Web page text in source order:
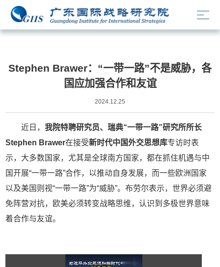
媒体文章
Stephen Brawer：“一带一路”不是威胁，各
国应加强合作和友谊
2024.12.25
近日， 我院特聘研究员、瑞典“一带一路”研究所所长
Stephen Brawer在接受新时代中国外交思想库专访时表
示，大多数国家，尤其是全球南方国家，都在抓住机遇与中
国开展“一带一路”合作，以推动自身发展，而一些欧洲国家
以及美国则视“一带一路”为“威胁”。布劳尔表示，世界必须避
免阵营对抗，欧美必须转变战略思维，认识到多极世界意味
着合作与友谊。